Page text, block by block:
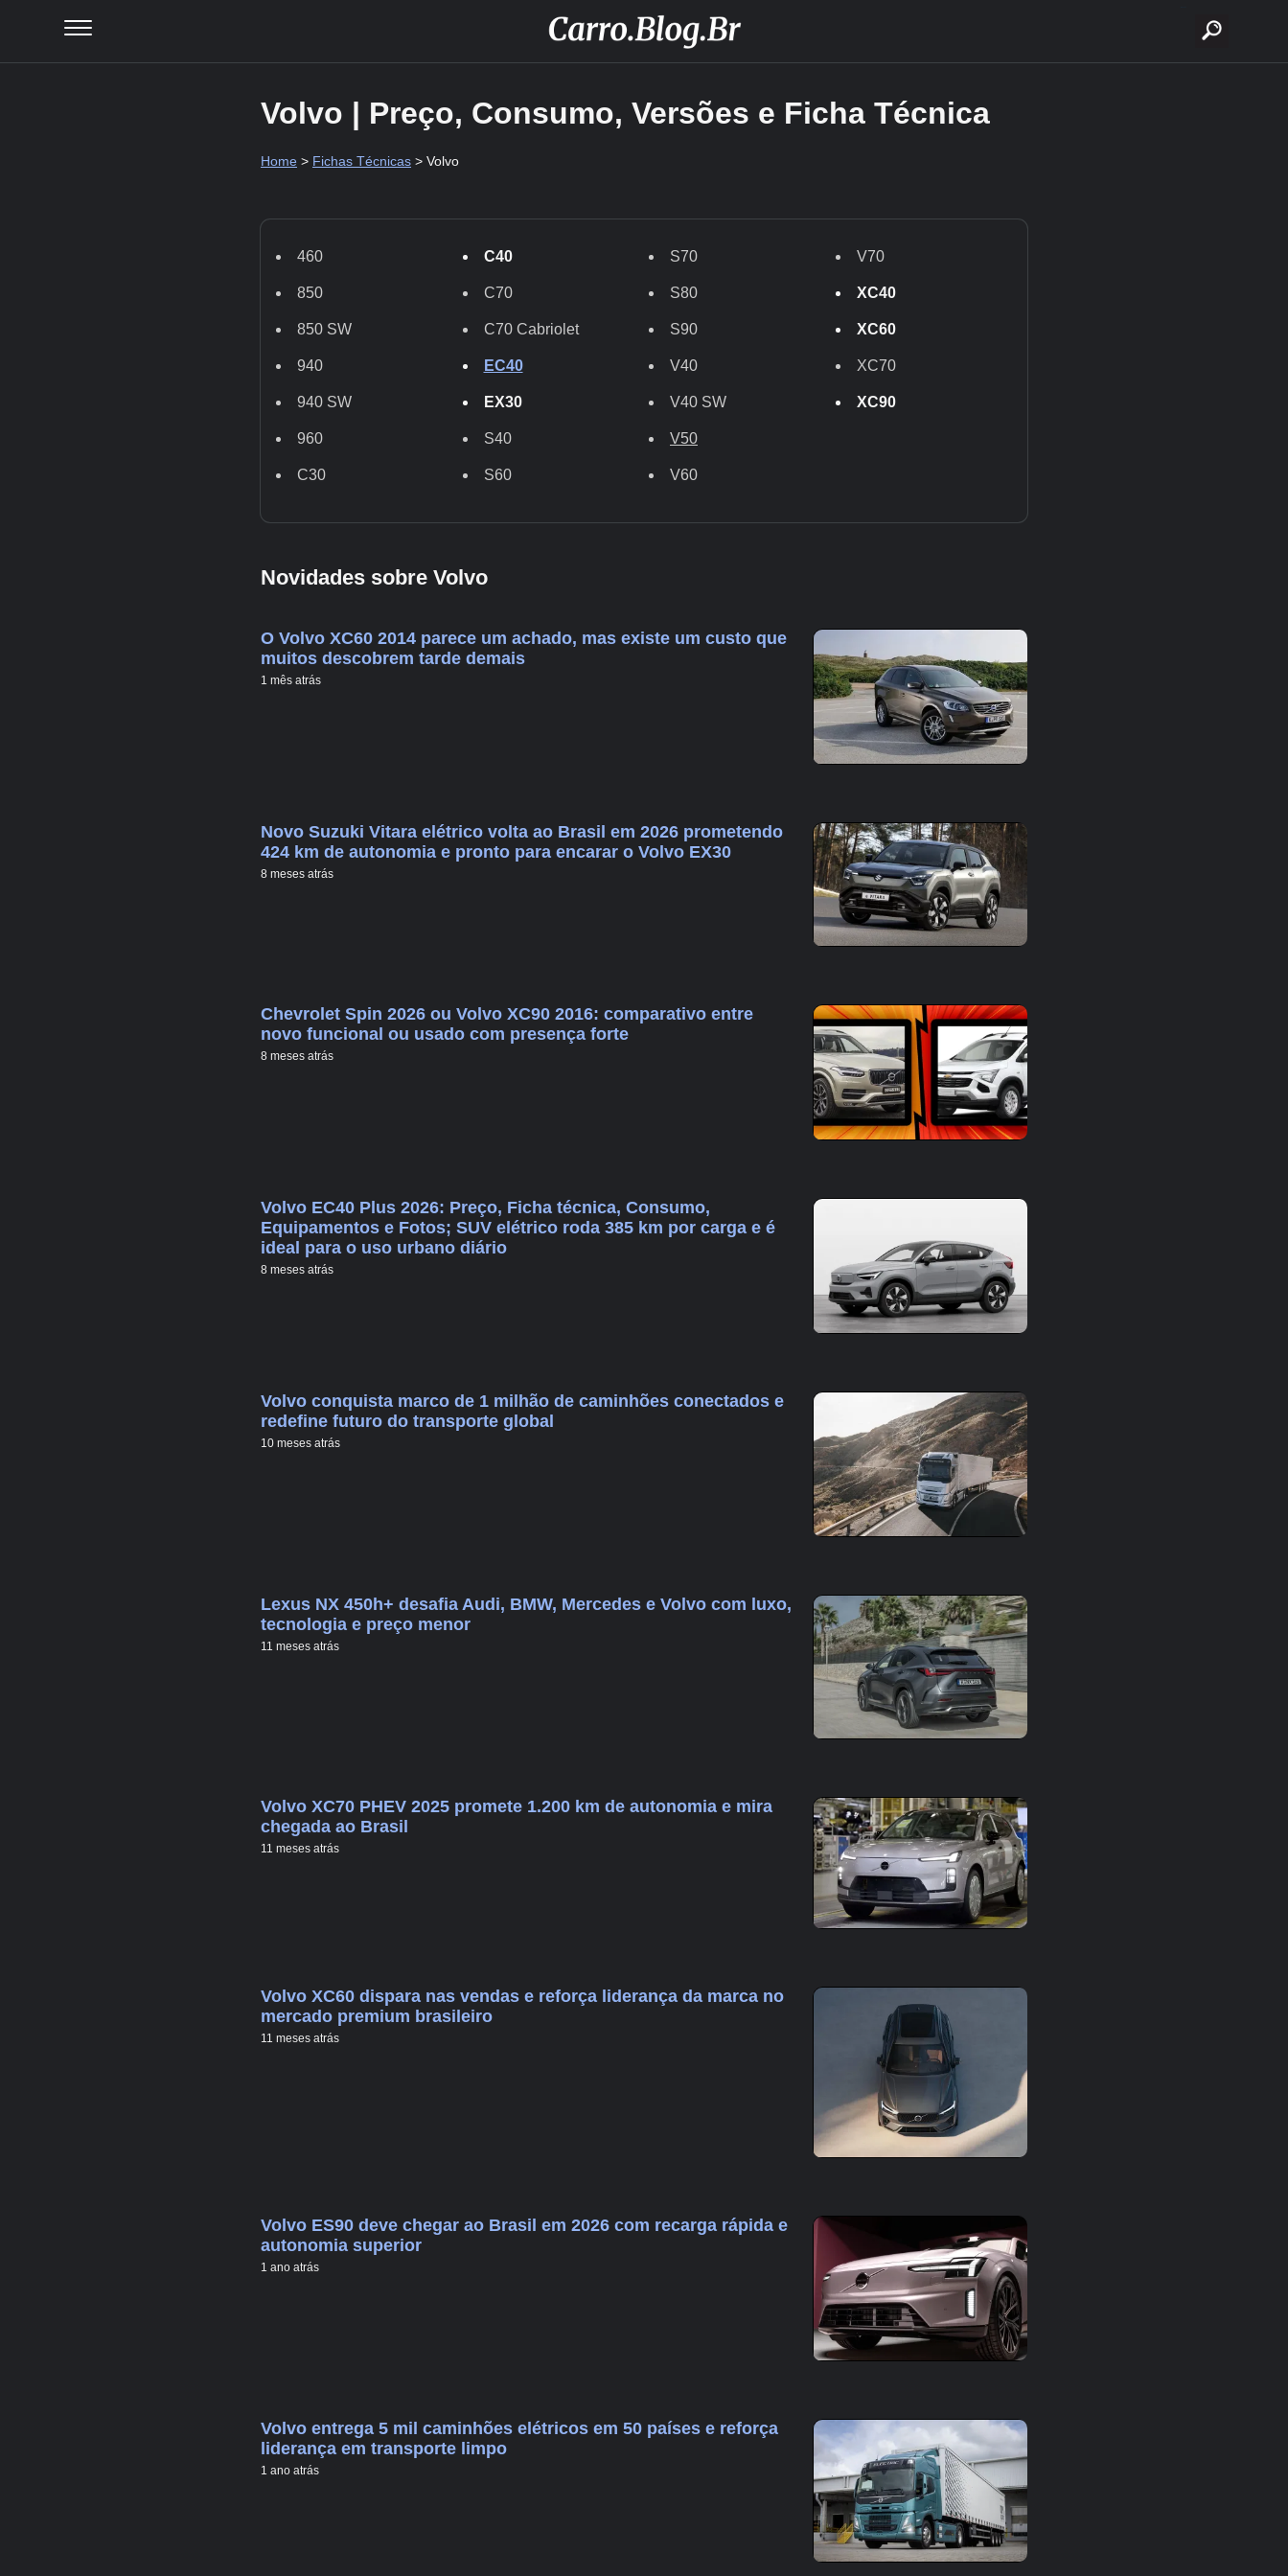
Volvo | Preço, Consumo, Versões e Ficha Técnica
Home > Fichas Técnicas > Volvo
460
850
850 SW
940
940 SW
960
C30
C40
C70
C70 Cabriolet
EC40
EX30
S40
S60
S70
S80
S90
V40
V40 SW
V50
V60
V70
XC40
XC60
XC70
XC90
Novidades sobre Volvo
O Volvo XC60 2014 parece um achado, mas existe um custo que
muitos descobrem tarde demais
1 mês atrás
Novo Suzuki Vitara elétrico volta ao Brasil em 2026 prometendo
424 km de autonomia e pronto para encarar o Volvo EX30
8 meses atrás
Chevrolet Spin 2026 ou Volvo XC90 2016: comparativo entre
novo funcional ou usado com presença forte
8 meses atrás
Volvo EC40 Plus 2026: Preço, Ficha técnica, Consumo,
Equipamentos e Fotos; SUV elétrico roda 385 km por carga e é
ideal para o uso urbano diário
8 meses atrás
Volvo conquista marco de 1 milhão de caminhões conectados e
redefine futuro do transporte global
10 meses atrás
Lexus NX 450h+ desafia Audi, BMW, Mercedes e Volvo com luxo,
tecnologia e preço menor
11 meses atrás
Volvo XC70 PHEV 2025 promete 1.200 km de autonomia e mira
chegada ao Brasil
11 meses atrás
Volvo XC60 dispara nas vendas e reforça liderança da marca no
mercado premium brasileiro
11 meses atrás
Volvo ES90 deve chegar ao Brasil em 2026 com recarga rápida e
autonomia superior
1 ano atrás
Volvo entrega 5 mil caminhões elétricos em 50 países e reforça
liderança em transporte limpo
1 ano atrás